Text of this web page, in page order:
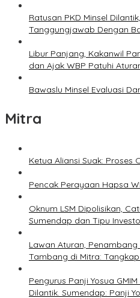
Ratusan PKD Minsel
Tanggungjawab Dengan
Libur Panjang, Kakanwil
dan Ajak WBP Patuhi
Bawaslu Minsel Evaluasi
Mitra
Ketua Aliansi Suak: Proses
Pencak Perayaan Hapsa
Oknum LSM Dipolisikan,
Sumendap dan Tipu
Lawan Aturan, Penambang
Tambang di Mitra: Tangkap
Pengurus Panji Yosua
Dilantik. Sumendap: Panji